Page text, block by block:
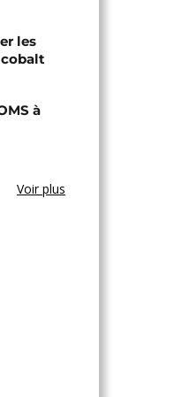
les
à
Voir plus